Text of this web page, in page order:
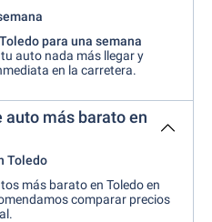
para una semana
auto nada más llegar y
en la carretera.
auto más barato en
Toledo
más barato en Toledo en
comparar precios